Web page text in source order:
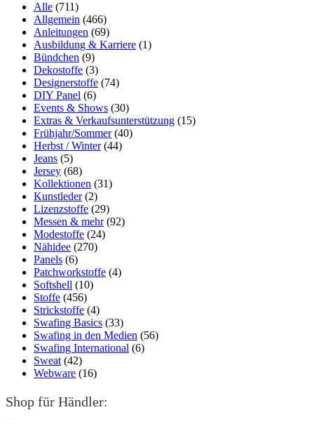
Alle (711)
Allgemein (466)
Anleitungen (69)
Ausbildung & Karriere (1)
Bündchen (9)
Dekostoffe (3)
Designerstoffe (74)
DIY Panel (6)
Events & Shows (30)
Extras & Verkaufsunterstützung (15)
Frühjahr/Sommer (40)
Herbst / Winter (44)
Jeans (5)
Jersey (68)
Kollektionen (31)
Kunstleder (2)
Lizenzstoffe (29)
Messen & mehr (92)
Modestoffe (24)
Nähidee (270)
Panels (6)
Patchworkstoffe (4)
Softshell (10)
Stoffe (456)
Strickstoffe (4)
Swafing Basics (33)
Swafing in den Medien (56)
Swafing International (6)
Sweat (42)
Webware (16)
Shop für Händler: